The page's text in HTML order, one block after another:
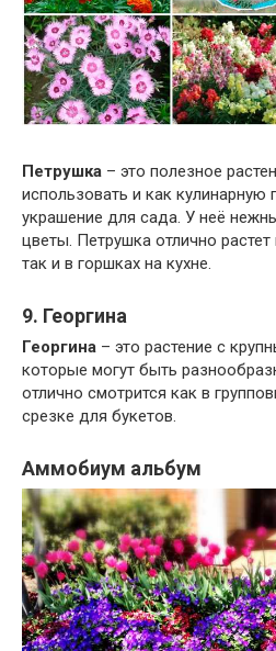
Петрушка – это полезное
использовать и как кулинарную
украшение для сада. У неё
цветы. Петрушка отлично
так и в горшках на кухне.
9. Георгина
Георгина – это растение с
которые могут быть
отлично смотрится как в
срезке для букетов.
Аммобиум альбум